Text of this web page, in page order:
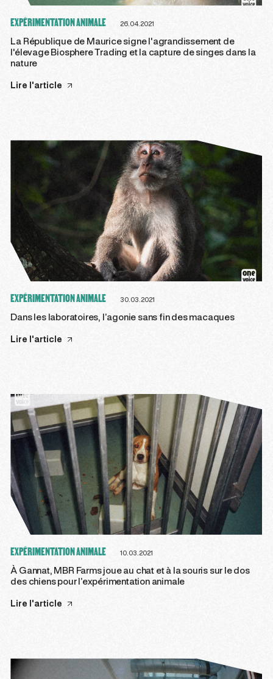
EXPÉRIMENTATION ANIMALE 26.04.2021
La République de Maurice signe l'agrandissement de
l'élevage Biosphere Trading et la capture de singes dans la
nature
Lire l'article
EXPÉRIMENTATION ANIMALE 30.03.2021
Dans les laboratoires, l’agonie sans fin des macaques
Lire l'article
EXPÉRIMENTATION ANIMALE 10.03.2021
À Gannat, MBR Farms joue au chat et à la souris sur le dos
des chiens pour l’expérimentation animale
Lire l'article